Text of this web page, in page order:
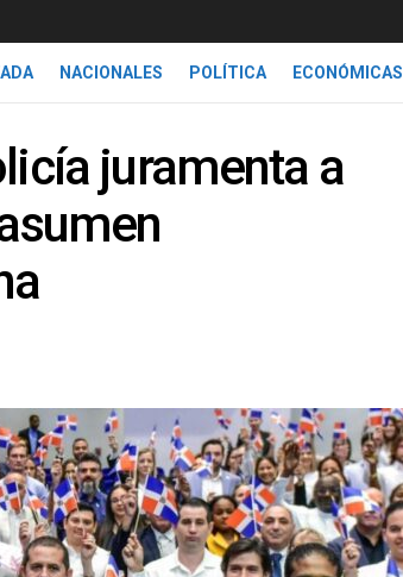
NACIONALES POLÍTICA ECONÓMICAS
juramenta a